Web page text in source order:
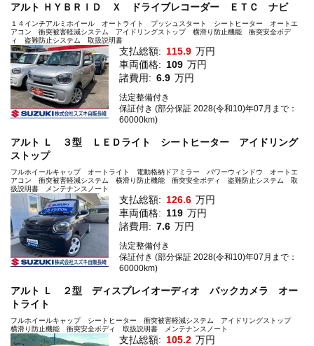
アルト ＨＹＢＲＩＤ Ｘ ドライブレコーダー ＥＴＣ ナビ
１４インチアルミホイール オートライト プッシュスタート シートヒーター オートエ
アコン 衝突被害軽減システム アイドリングストップ 横滑り防止機能 衝突安全ボデ
ィ 盗難防止システム 取扱説明書
支払総額: 115.9 万円
車両価格: 109 万円
諸費用: 6.9 万円
法定整備付き
保証付き (部分保証 2028(令和10)年07月まで：
60000km)
アルト Ｌ ３型 ＬＥＤライト シートヒーター アイドリング
ストップ
フルホイールキャップ オートライト 電動格納ドアミラー パワーウィンドウ オートエ
アコン 衝突被害軽減システム 横滑り防止機能 衝突安全ボディ 盗難防止システム 取
扱説明書 メンテナンスノート
支払総額: 126.6 万円
車両価格: 119 万円
諸費用: 7.6 万円
法定整備付き
保証付き (部分保証 2028(令和10)年07月まで：
60000km)
アルト Ｌ ２型 ディスプレイオーディオ バックカメラ オー
トライト
フルホイールキャップ シートヒーター 衝突被害軽減システム アイドリングストップ
横滑り防止機能 衝突安全ボディ 取扱説明書 メンテナンスノート
支払総額: 105.2 万円